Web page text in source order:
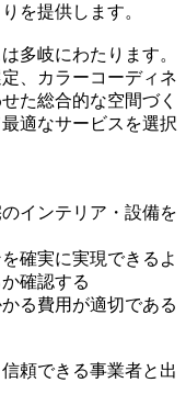
を提供します。
多岐にわたります。
、カラーコーディネ
た総合的な空間づく
適なサービスを選択
インテリア・設備を
確実に実現できるよ
確認する
る費用が適切である
頼できる事業者と出